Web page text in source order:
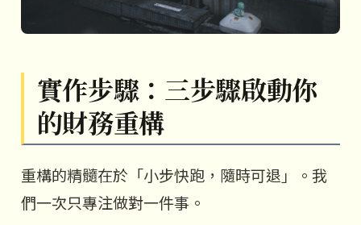
實作步驟：三步驟啟動你
的財務重構
重構的精髓在於「小步快跑，隨時可退」。我
們一次只專注做對一件事。